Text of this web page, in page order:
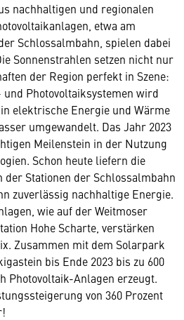
nachhaltigen und regionalen
etwa am
Schlossalmbahn, spielen dabei
Sonnenstrahlen setzen nicht nur
der Region perfekt in Szene:
Photovoltaiksystemen wird
elektrische Energie und Wärme
umgewandelt. Das Jahr 2023
Meilenstein in der Nutzung
Schon heute liefern die
der Stationen der Schlossalmbahn
zuverlässig nachhaltige Energie.
wie auf der Weitmoser
Hohe Scharte, verstärken
Zusammen mit dem Solarpark
bis Ende 2023 bis zu 600
Photovoltaik-Anlagen erzeugt.
von 360 Prozent